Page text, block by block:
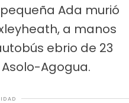
Ada murió
a manos
ebrio de 23
Agogua.